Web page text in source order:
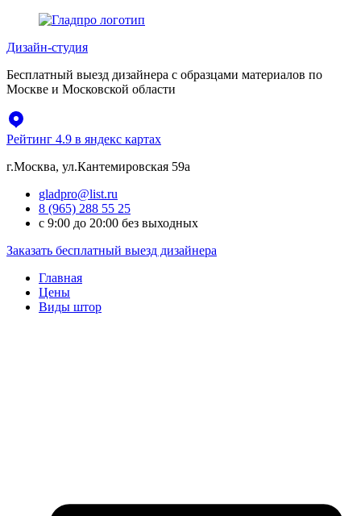
Перейти
содержимому
Дизайн-студия
Бесплатный выезд дизайнера с образцами материалов по
Москве и Московской области
Рейтинг 4.9 в яндекс картах
г.Москва, ул.Кантемировская 59а
gladpro@list.ru
8 (965) 288 55 25
с 9:00 до 20:00 без выходных
Заказать бесплатный выезд дизайнера
Главная
Цены
Виды штор